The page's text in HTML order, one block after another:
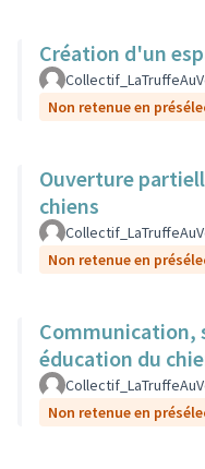
Création d'un
Non retenue en
Ouverture
chiens
Non retenue en
Communication,
éducation du
Non retenue en